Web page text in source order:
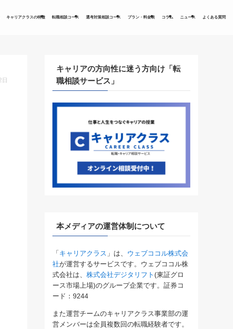
キャリアクラスの特徴 転職相談コース 選考対策相談コース プラン・料金表 コラム ニュース よくある質問
日
キャリアの方向性に迷う方向け「転
職相談サービス」
本メディアの運営体制について
「キャリアクラス 」は、 ウェブココル株式会
社が運営するサービスです。ウェブココル株
式会社は、 株式会社デジタリフト (東証グロ
ース市場上場)のグループ企業です。証券コ
ード：9244
また運営チームのキャリアクラス事業部の運
営メンバーは全員複数回の転職経験者です。